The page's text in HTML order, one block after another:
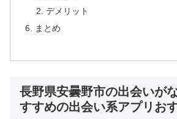
デメリット
まとめ
長野県安曇野市の出会いが
すすめの出会い系アプリお